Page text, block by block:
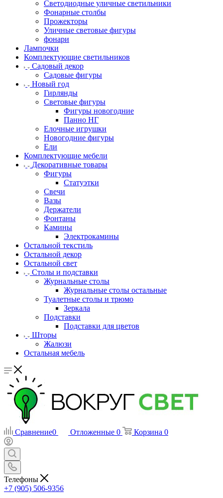
Светодиодные уличные светильники
Фонарные столбы
Прожекторы
Уличные световые фигуры
фонари
Лампочки
Комплектующие светильников
Садовый декор
Садовые фигуры
Новый год
Гирлянды
Световые фигуры
Фигуры новогодние
Панно НГ
Елочные игрушки
Новогодние фигуры
Ели
Комплектующие мебели
Декоративные товары
Фигуры
Статуэтки
Свечи
Вазы
Держатели
Фонтаны
Камины
Электрокамины
Остальной текстиль
Остальной декор
Остальной свет
Столы и подставки
Журнальные столы
Журнальные столы остальные
Туалетные столы и трюмо
Зеркала
Подставки
Подставки для цветов
Шторы
Жалюзи
Остальная мебель
Сравнение0 Отложенные 0 Корзина 0
Телефоны
+7 (905) 506-9356